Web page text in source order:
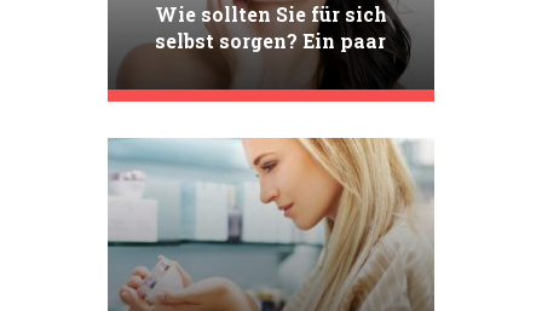
Wie sollten Sie für sich
selbst sorgen? Ein paar
Ratschläge